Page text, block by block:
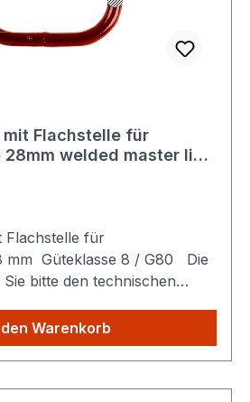
Flachstelle für
welded master link
Flachstelle für
G80 Die
bitte den technischen
aus unserem Shop kaufen,
die höheren
Warenkorb